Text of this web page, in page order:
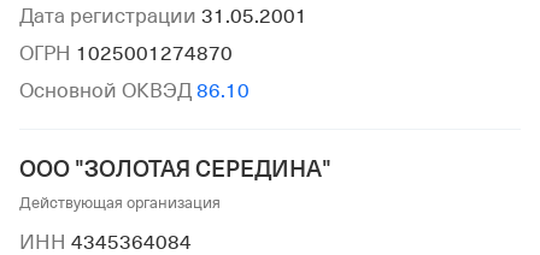
Дата регистрации 31.05.2001
ОГРН 1025001274870
Основной ОКВЭД 86.10
ООО "ЗОЛОТАЯ СЕРЕДИНА"
Действующая организация
ИНН 4345364084